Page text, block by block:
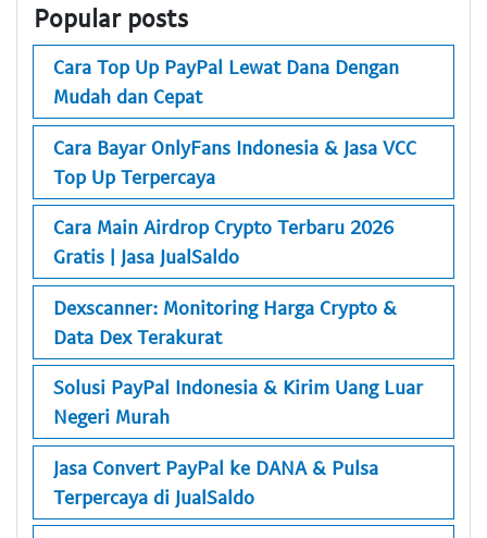
Popular posts
Cara Top Up PayPal Lewat Dana Dengan
Mudah dan Cepat
Cara Bayar OnlyFans Indonesia & Jasa VCC
Top Up Terpercaya
Cara Main Airdrop Crypto Terbaru 2026
Gratis | Jasa JualSaldo
Dexscanner: Monitoring Harga Crypto &
Data Dex Terakurat
Solusi PayPal Indonesia & Kirim Uang Luar
Negeri Murah
Jasa Convert PayPal ke DANA & Pulsa
Terpercaya di JualSaldo